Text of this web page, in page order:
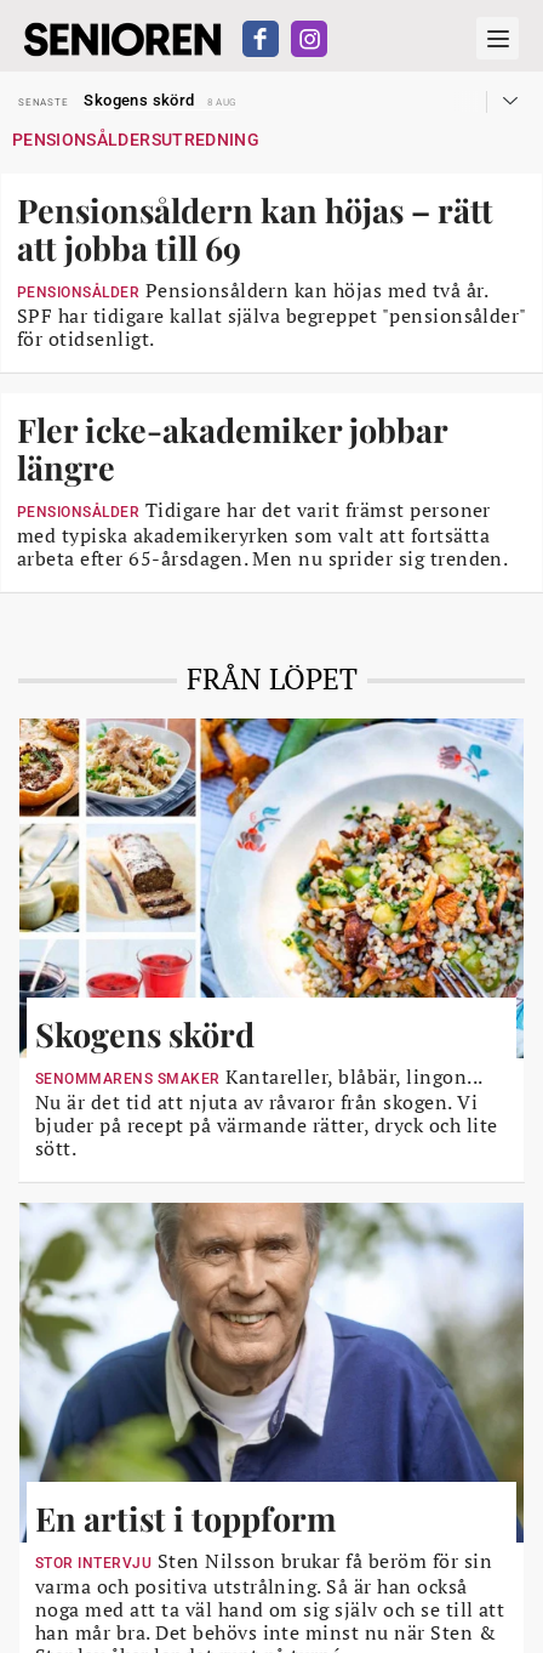
SENASTE
Skogens skörd
8 AUG
SENASTE
Reform för äldre kan bli slag i luften
SENASTE
Snart kan telefonförsäljning förbjudas i Sverige
29 JUL
SENASTE
Hyror rusar ifrån äldres bostadstillägg
28 JUL
SENASTE
Skogens skörd 8 AUG
PENSIONSÅLDERSUTREDNING
Pensionsåldern kan höjas – rätt
att jobba till 69
PENSIONSÅLDER Pensionsåldern kan höjas med två år.
SPF har tidigare kallat själva begreppet "pensionsålder"
för otidsenligt.
Fler icke-akademiker jobbar
längre
PENSIONSÅLDER Tidigare har det varit främst personer
med typiska akademikeryrken som valt att fortsätta
arbeta efter 65-årsdagen. Men nu sprider sig trenden.
FRÅN LÖPET
Skogens skörd
SENOMMARENS SMAKER Kantareller, blåbär, lingon...
Nu är det tid att njuta av råvaror från skogen. Vi
bjuder på recept på värmande rätter, dryck och lite
sött.
En artist i toppform
STOR INTERVJU Sten Nilsson brukar få beröm för sin
varma och positiva utstrålning. Så är han också
noga med att ta väl hand om sig själv och se till att
han mår bra. Det behövs inte minst nu när Sten &